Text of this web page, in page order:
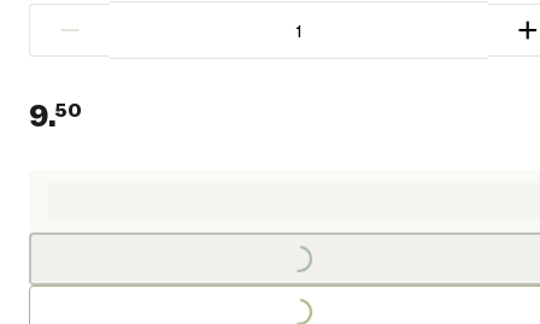
− +
9.50
Loading...
Loading...